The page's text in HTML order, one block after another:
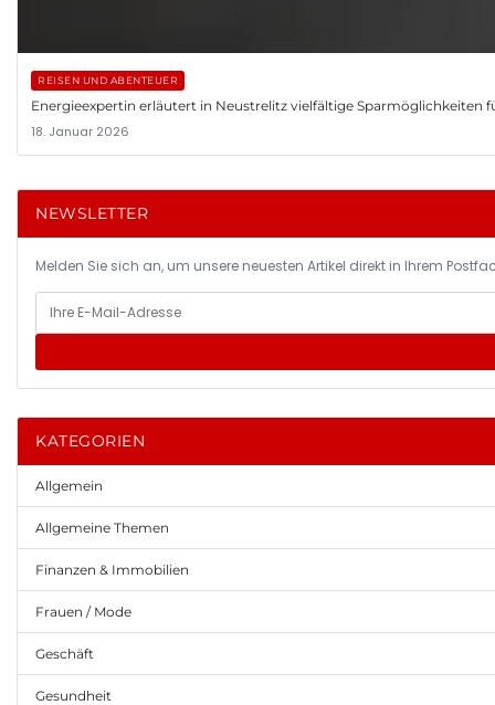
REISEN UND ABENTEUER
Energieexpertin erläutert in Neustrelitz vielfältige Sparmöglichkeiten
18. Januar 2026
NEWSLETTER
Melden Sie sich an, um unsere neuesten Artikel direkt in Ihrem
KATEGORIEN
Allgemein
Allgemeine Themen
Finanzen & Immobilien
Frauen / Mode
Geschäft
Gesundheit